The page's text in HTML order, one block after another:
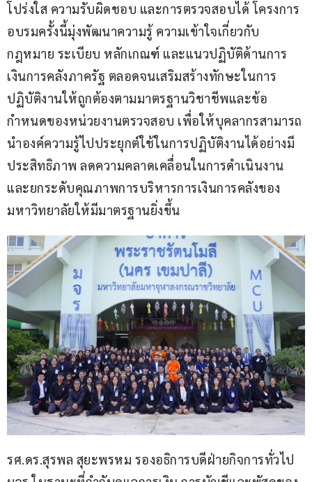
โปร่งใส ความรับผิดชอบ และการตรวจสอบได้ โครงการ
อบรมครั้งนี้มุ่งพัฒนาความรู้ ความเข้าใจเกี่ยวกับ
กฎหมาย ระเบียบ หลักเกณฑ์ และแนวปฏิบัติด้านการ
เงินการคลังภาครัฐ ตลอดจนเสริมสร้างทักษะในการ
ปฏิบัติงานให้ถูกต้องตามมาตรฐานวิชาชีพและข้อ
กำหนดของหน่วยงานตรวจสอบ เพื่อให้บุคลากรสามารถ
นำองค์ความรู้ไปประยุกต์ใช้ในการปฏิบัติงานได้อย่างมี
ประสิทธิภาพ ลดความคลาดเคลื่อนในการดำเนินงาน
และยกระดับคุณภาพการบริหารการเงินการคลังของ
มหาวิทยาลัยให้มีมาตรฐานยิ่งขึ้น
รศ.ดร.สุรพล สุยะพรหม รองอธิการบดีฝ่ายกิจการทั่วไป